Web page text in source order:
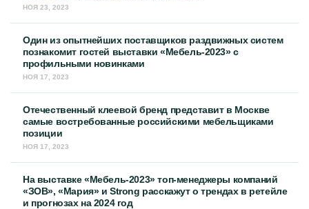
НОЯ 23, 2023
Один из опытнейших поставщиков раздвижных систем
познакомит гостей выставки «Мебель-2023» с
профильными новинками
НОЯ 17, 2023
Отечественный клеевой бренд представит в Москве
самые востребованные российскими мебельщиками
позиции
НОЯ 17, 2023
На выставке «Мебель-2023» топ-менеджеры компаний
«ЗОВ», «Мария» и Strong расскажут о трендах в ретейле
и прогнозах на 2024 год